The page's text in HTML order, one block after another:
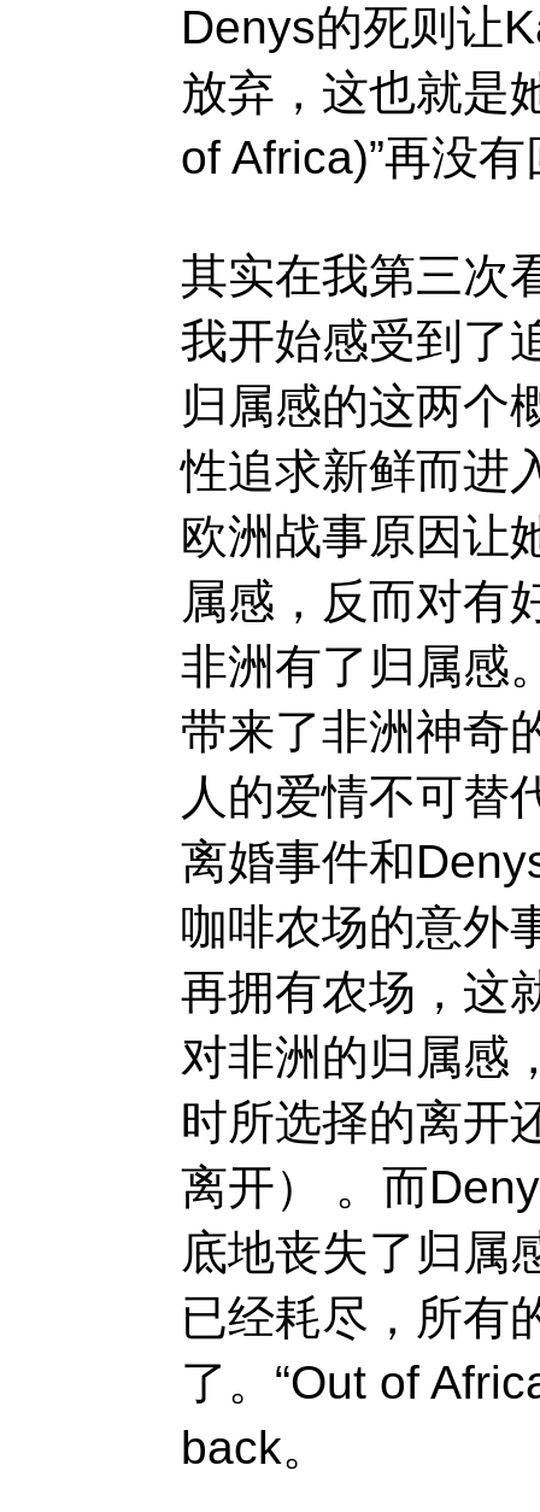
Denys的死则让
放弃，这也就是
of Africa)”再没
其实在我第三次
我开始感受到了
归属感的这两个
性追求新鲜而进
欧洲战事原因让
属感，反而对有
非洲有了归属感
带来了非洲神奇
人的爱情不可替
离婚事件和
咖啡农场的意外
再拥有农场，这
对非洲的归属感
时所选择的离开
离开） 。而
底地丧失了归属
已经耗尽，所有
了。“Out of
back。